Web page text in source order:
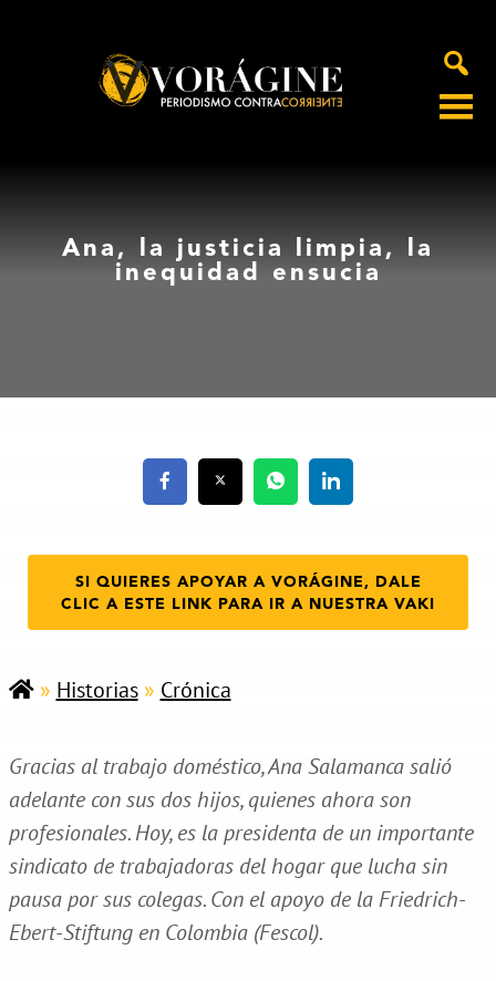
Ana, la justicia limpia, la
inequidad ensucia
SI QUIERES APOYAR A VORÁGINE, DALE
CLIC A ESTE LINK PARA IR A NUESTRA VAKI
» Historias» Crónica
Gracias al trabajo doméstico, Ana Salamanca salió
adelante con sus dos hijos, quienes ahora son
profesionales. Hoy, es la presidenta de un importante
sindicato de trabajadoras del hogar que lucha sin
pausa por sus colegas. Con el apoyo de la Friedrich-
Ebert-Stiftung en Colombia (Fescol).